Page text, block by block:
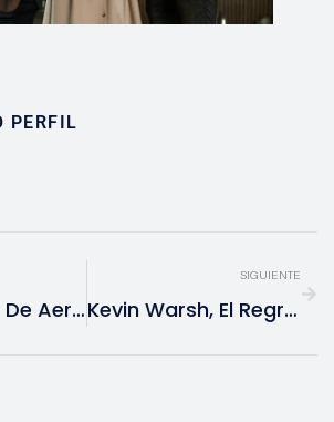
PERFIL
Las Salas VIP De Aeropuerto Mejor Calificadas Del Mundo Este 2026
SIGUIENTE
Kevin Warsh, El Regreso Del Halcón Pragmático Que Busca Redefinir La Reserva Federal